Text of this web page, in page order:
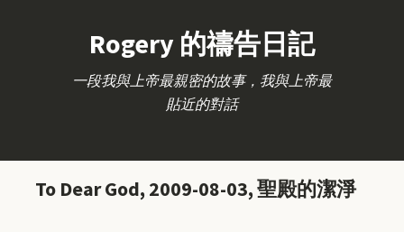
Rogery 的禱告日記
一段我與上帝最親密的故事，我與上帝最
貼近的對話
To Dear God, 2009-08-03, 聖殿的潔淨